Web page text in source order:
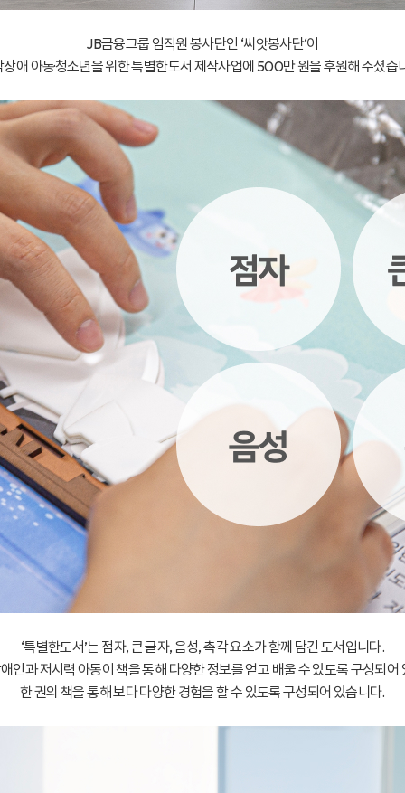
JB금융그룹 임직원 봉사단인 ‘씨앗봉사단‘이
장애 아동·청소년을 위한 특별한도서 제작사업에 500만 원을 후원해 주셨습
‘특별한도서’는 점자, 큰 글자, 음성, 촉각 요소가 함께 담긴 도서입니다.
인과 저시력 아동이 책을 통해 다양한 정보를 얻고 배울 수 있도록 구성되어
한 권의 책을 통해 보다 다양한 경험을 할 수 있도록 구성되어 있습니다.